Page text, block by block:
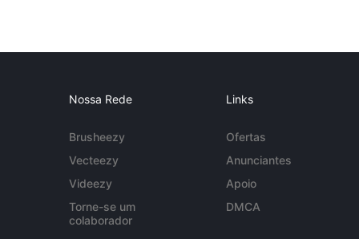
Nossa Rede
Brusheezy
Vecteezy
Videezy
Torne-se um
colaborador
Links
Ofertas
Anunciantes
Apoio
DMCA